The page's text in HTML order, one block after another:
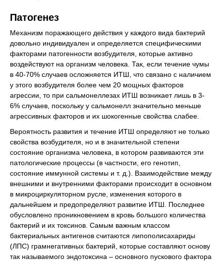
Патогенез
Механизм поражающего действия у каждого вида бактерий
довольно индивидуален и определяется специфическими
факторами патогенности возбудителя, которые активно
воздействуют на организм человека. Так, если течение чумы
в 40-70% случаев осложняется ИТШ, что связано с наличием
у этого возбудителя более чем 20 мощных факторов
агрессии, то при сальмонеллезах ИТШ возникает лишь в 3-
6% случаев, поскольку у сальмонелл значительно меньше
агрессивных факторов и их шокогенные свойства слабее.
Вероятность развития и течение ИТШ определяют не только
свойства возбудителя, но и в значительной степени
состояние организма человека, в котором развиваются эти
патологические процессы (в частности, его генотип,
состояние иммунной системы и т. д.). Взаимодействие между
внешними и внутренними факторами происходит в основном
в микроциркуляторном русле, изменения которого в
дальнейшем и предопределяют развитие ИТШ. Последнее
обусловлено проникновением в кровь большого количества
бактерий и их токсинов. Самым важным классом
бактериальных антигенов считаются липополисахариды
(ЛПС) грамнегативных бактерий, которые составляют основу
так называемого эндотоксина – основного пускового фактора